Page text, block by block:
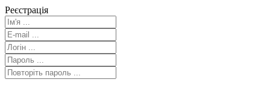
Реєстрація